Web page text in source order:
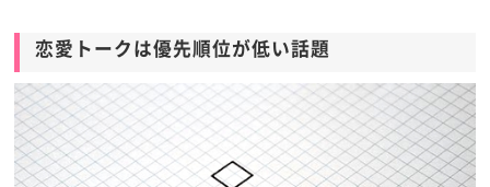
恋愛トークは優先順位が低い話題